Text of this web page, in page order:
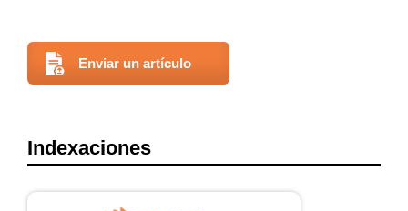
Enviar un artículo
Indexaciones